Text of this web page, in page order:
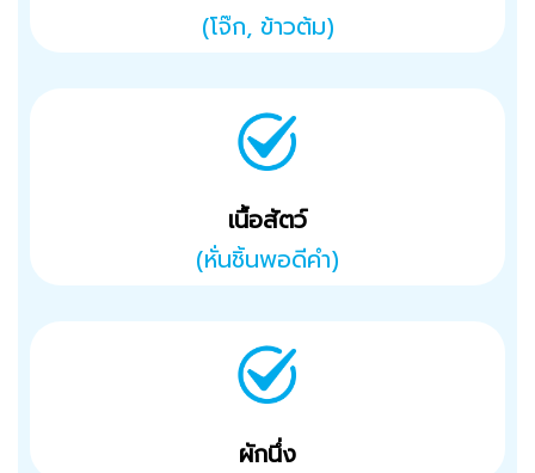
(โจ๊ก, ข้าวต้ม)
เนื้อสัตว์
(หั่นชิ้นพอดีคำ)
ผักนึ่ง